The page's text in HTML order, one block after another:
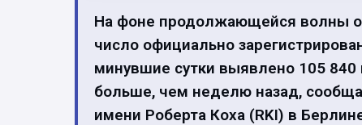
На фоне продолжающейся волны
число официально
минувшие сутки выявлено 105
больше, чем неделю назад,
имени Роберта Коха (RKI) в